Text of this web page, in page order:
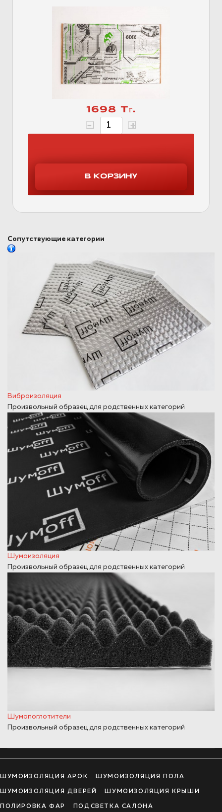
1698 Тг.
Сопутствующие категории
Виброизоляция
Произвольный образец для родственных категорий
Шумоизоляция
Произвольный образец для родственных категорий
Шумопоглотители
Произвольный образец для родственных категорий
ШУМОИЗОЛЯЦИЯ АРОК ШУМОИЗОЛЯЦИЯ ПОЛА
ШУМОИЗОЛЯЦИЯ ДВЕРЕЙ ШУМОИЗОЛЯЦИЯ КРЫШИ
ПОЛИРОВКА ФАР ПОДСВЕТКА САЛОНА